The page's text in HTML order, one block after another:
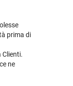
prima di
Clienti.
ne